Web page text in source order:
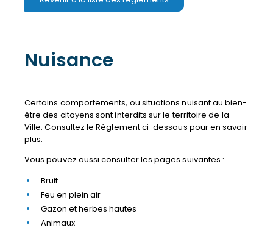
Nuisance
Certains comportements, ou situations nuisant au bien-
être des citoyens sont interdits sur le territoire de la
Ville. Consultez le Règlement ci-dessous pour en savoir
plus.
Vous pouvez aussi consulter les pages suivantes :
Bruit
Feu en plein air
Gazon et herbes hautes
Animaux